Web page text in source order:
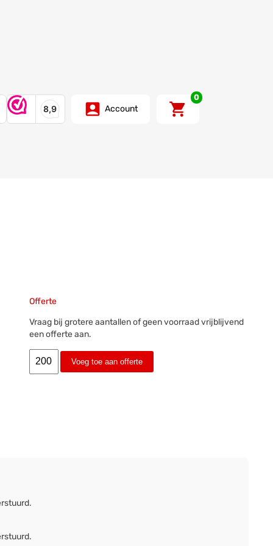
Account
0
Offerte
Vraag bij grotere aantallen of geen voorraad vrijblijvend
een offerte aan.
Voeg toe aan offerte